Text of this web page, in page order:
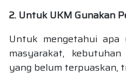
2. Untuk UKM Gunakan
Untuk mengetahui apa
masyarakat,
yang belum terpuaskan,